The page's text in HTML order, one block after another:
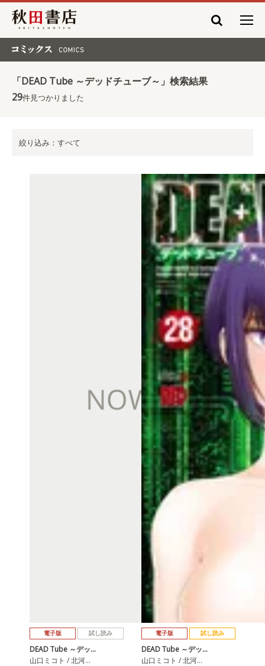
秋田書店
「DEAD Tube ～デッドチューブ～」検索結果
29件見つかりました
絞り込み：すべて
電子版 試し読み
DEAD Tube ～デッ…
山口ミコト / 北河…
電子版 試し読み
DEAD Tube ～デッ…
山口ミコト / 北河…